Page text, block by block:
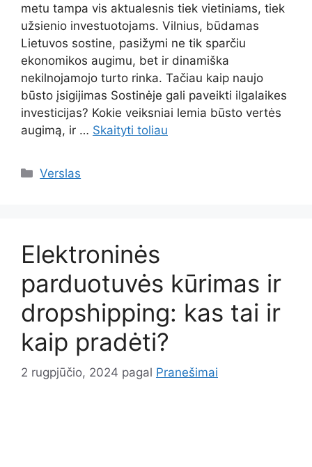
metu tampa vis aktualesnis tiek vietiniams, tiek
užsienio investuotojams. Vilnius, būdamas
Lietuvos sostine, pasižymi ne tik sparčiu
ekonomikos augimu, bet ir dinamiška
nekilnojamojo turto rinka. Tačiau kaip naujo
būsto įsigijimas Sostinėje gali paveikti ilgalaikes
investicijas? Kokie veiksniai lemia būsto vertės
augimą, ir … Skaityti toliau
Kategorijos
Verslas
Elektroninės
parduotuvės kūrimas ir
dropshipping: kas tai ir
kaip pradėti?
2 rugpjūčio, 2024 pagal Pranešimai